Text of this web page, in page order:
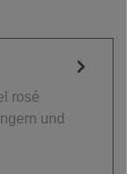
rosé
und